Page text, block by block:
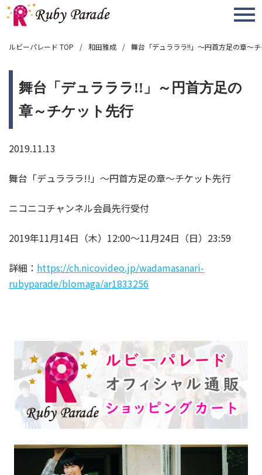
MENU
ルビーパレード TOP 和田雅成 舞台「デュラララ!!」～円首方足の章～
舞台「デュラララ!!」～円首方足の
章～チケット先行
2019.11.13
舞台「デュラララ!!」～円首方足の章～チケット先行
ニコニコチャンネル会員先行受付
2019年11月14日（木）12:00～11月24日（日）23:59
詳細： https://ch.nicovideo.jp/wadamasanari-
rubyparade/blomaga/ar1833256